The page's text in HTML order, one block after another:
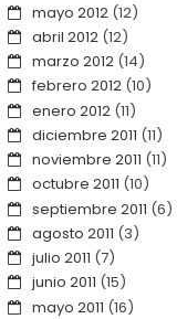
mayo 2012(12)
abril 2012(12)
marzo 2012(14)
febrero 2012(10)
enero 2012(11)
diciembre 2011 (11)
noviembre 2011 (11)
octubre 2011 (10)
septiembre 2011 (6)
agosto 2011 (3)
julio 2011 (7)
junio 2011 (15)
mayo 2011 (16)